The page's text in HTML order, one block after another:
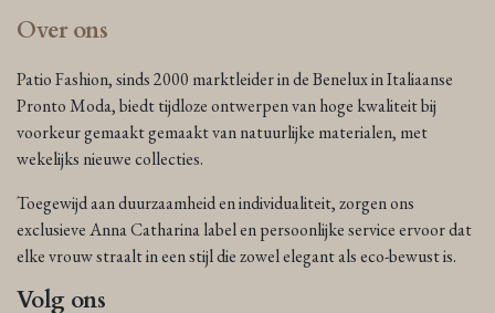
Over ons
Patio Fashion, sinds 2000 marktleider in de Benelux in Italiaanse
Pronto Moda, biedt tijdloze ontwerpen van hoge kwaliteit bij
voorkeur gemaakt gemaakt van natuurlijke materialen, met
wekelijks nieuwe collecties.
Toegewijd aan duurzaamheid en individualiteit, zorgen ons
exclusieve Anna Catharina label en persoonlijke service ervoor dat
elke vrouw straalt in een stijl die zowel elegant als eco-bewust is.
Volg ons